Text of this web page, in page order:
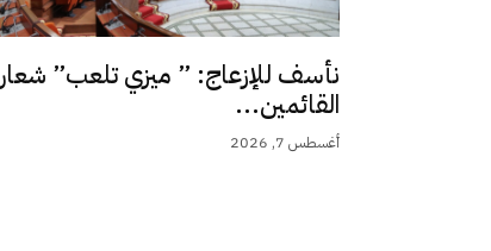
نأسف للإزعاج: ” ميزي تلعب” شعار
القائمين...
أغسطس 7, 2026